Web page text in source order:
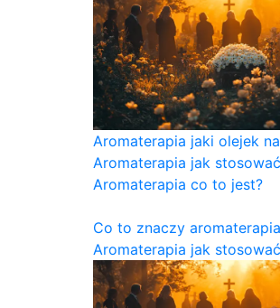
Aromaterapia jaki olejek
Aromaterapia jak
Aromaterapia co to jest?
Co to znaczy
Aromaterapia jak